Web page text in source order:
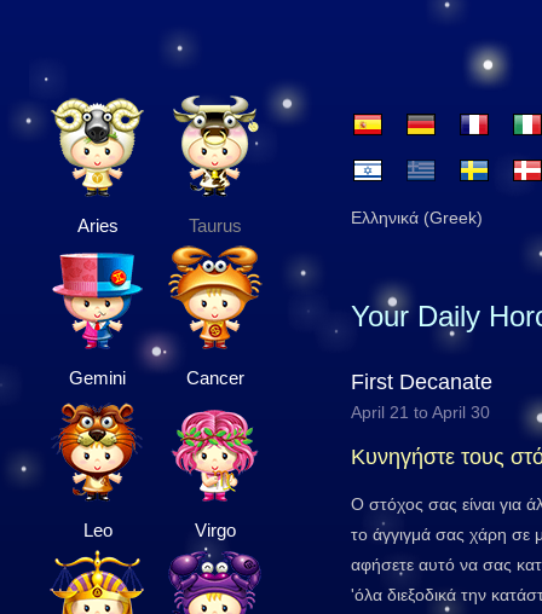
Aries Taurus
Gemini Cancer
Leo Virgo
Ελληνικά (Greek)
Your Daily
First Decanate
April 21 to April 30
Κυνηγήστε τους
Ο στόχος σας είναι για
το άγγιγμά σας χάρη σε
αφήσετε αυτό να σας
'όλα διεξοδικά την